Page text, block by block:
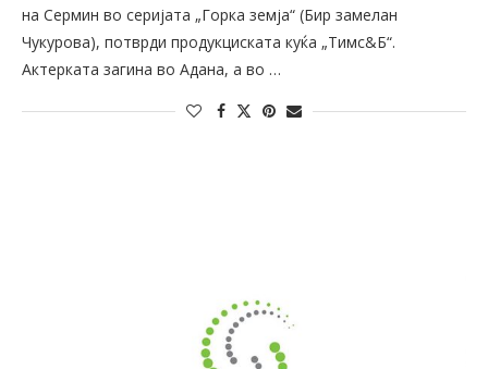
на Сермин во серијата „Горка земја“ (Бир замелан
Чукурова), потврди продукциската куќа „Тимс&Б“.
Актерката загина во Адана, а во …